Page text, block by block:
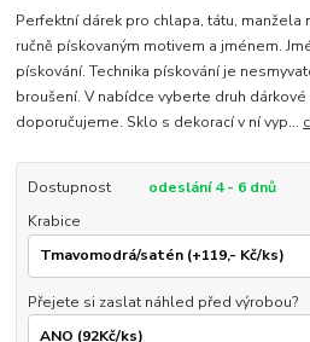
Perfektní dárek pro chlapa, tátu, manžela
ručně pískovaným motivem a jménem.
pískování. Technika pískování je
broušení. V nabídce vyberte druh dárkové
doporučujeme. Sklo s dekorací v ní vyp...
Dostupnost
odeslání 4 - 6 dnů
Krabice
Přejete si zaslat náhled před výrobou?